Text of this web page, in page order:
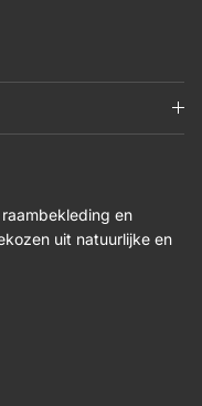
en
uit natuurlijke en